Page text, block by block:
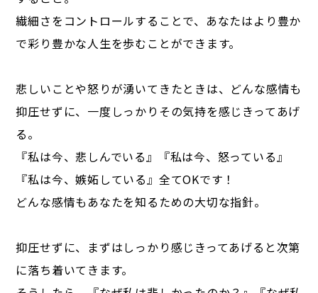
繊細さをコントロールすることで、あなたはより豊か
で彩り豊かな人生を歩むことができます。
悲しいことや怒りが湧いてきたときは、どんな感情も
抑圧せずに、一度しっかりその気持を感じきってあげ
る。
『私は今、悲しんでいる』『私は今、怒っている』
『私は今、嫉妬している』全てOKです！
どんな感情もあなたを知るための大切な指針。
抑圧せずに、まずはしっかり感じきってあげると次第
に落ち着いてきます。